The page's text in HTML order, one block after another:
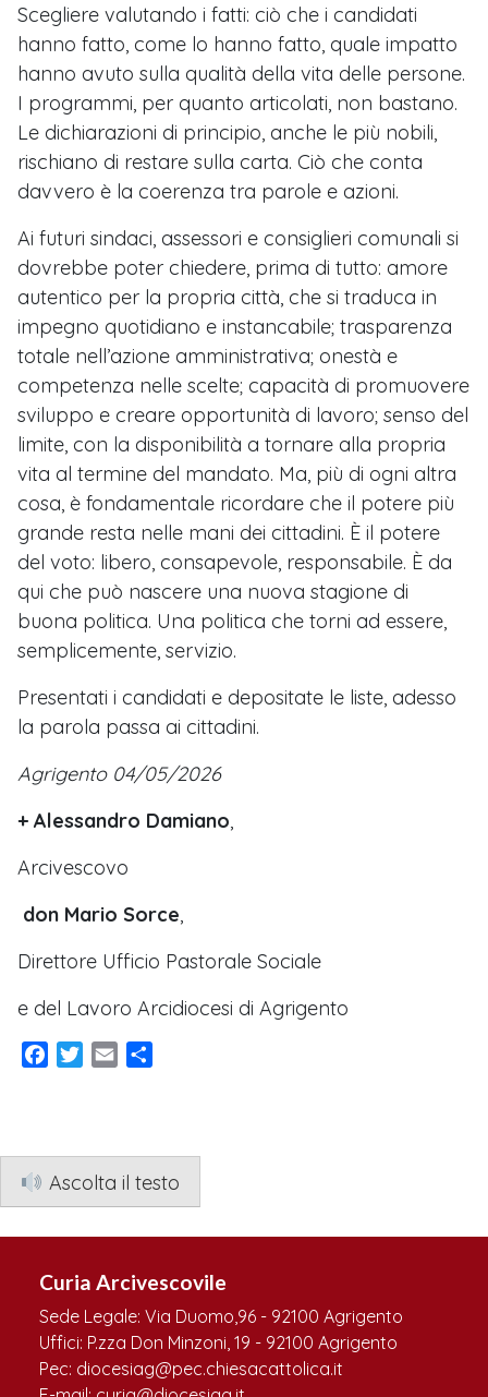
Scegliere valutando i fatti: ciò che i candidati
hanno fatto, come lo hanno fatto, quale impatto
hanno avuto sulla qualità della vita delle persone.
I programmi, per quanto articolati, non bastano.
Le dichiarazioni di principio, anche le più nobili,
rischiano di restare sulla carta. Ciò che conta
davvero è la coerenza tra parole e azioni.
Ai futuri sindaci, assessori e consiglieri comunali si
dovrebbe poter chiedere, prima di tutto: amore
autentico per la propria città, che si traduca in
impegno quotidiano e instancabile; trasparenza
totale nell’azione amministrativa; onestà e
competenza nelle scelte; capacità di promuovere
sviluppo e creare opportunità di lavoro; senso del
limite, con la disponibilità a tornare alla propria
vita al termine del mandato. Ma, più di ogni altra
cosa, è fondamentale ricordare che il potere più
grande resta nelle mani dei cittadini. È il potere
del voto: libero, consapevole, responsabile. È da
qui che può nascere una nuova stagione di
buona politica. Una politica che torni ad essere,
semplicemente, servizio.
Presentati i candidati e depositate le liste, adesso
la parola passa ai cittadini.
Agrigento 04/05/2026
+ Alessandro Damiano,
Arcivescovo
don Mario Sorce,
Direttore Ufficio Pastorale Sociale
e del Lavoro Arcidiocesi di Agrigento
Facebook
TwitterEmail
Ascolta il testo
Curia Arcivescovile
Sede Legale: Via Duomo,96 - 92100 Agrigento
Uffici: P.zza Don Minzoni, 19 - 92100 Agrigento
Pec: diocesiag@pec.chiesacattolica.it